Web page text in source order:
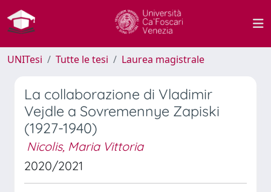
UNITesi Tutte le tesi Laurea magistrale
La collaborazione di Vladimir
Vejdle a Sovremennye Zapiski
(1927-1940)
Nicolis, Maria Vittoria
2020/2021